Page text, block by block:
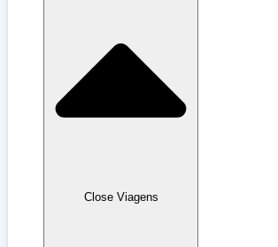
Close Viagens